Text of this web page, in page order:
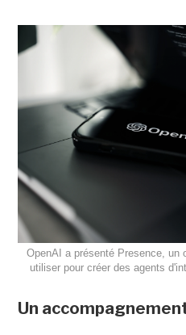
OpenAI a présenté Presence, un
utiliser pour créer des agents
Un